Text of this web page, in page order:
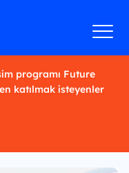
programı Future
katılmak isteyenler